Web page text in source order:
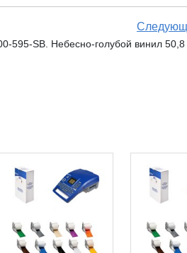
595-SB. Небесно-голубой винил